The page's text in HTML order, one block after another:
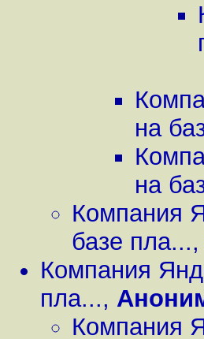
на
на
Компания
базе пла...,
Компания
пла...,
Компания